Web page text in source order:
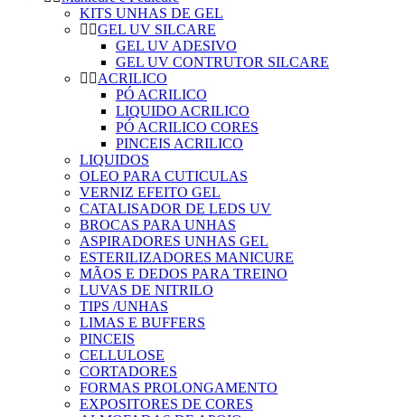
KITS UNHAS DE GEL
GEL UV SILCARE
GEL UV ADESIVO
GEL UV CONTRUTOR SILCARE
ACRILICO
PÓ ACRILICO
LIQUIDO ACRILICO
PÓ ACRILICO CORES
PINCEIS ACRILICO
LIQUIDOS
OLEO PARA CUTICULAS
VERNIZ EFEITO GEL
CATALISADOR DE LEDS UV
BROCAS PARA UNHAS
ASPIRADORES UNHAS GEL
ESTERILIZADORES MANICURE
MÃOS E DEDOS PARA TREINO
LUVAS DE NITRILO
TIPS /UNHAS
LIMAS E BUFFERS
PINCEIS
CELLULOSE
CORTADORES
FORMAS PROLONGAMENTO
EXPOSITORES DE CORES